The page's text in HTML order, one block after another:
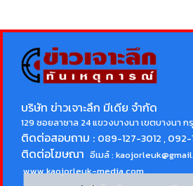
บริษัท ข่าวเจาะลึก มีเดีย จำกัด
129 ซอยลาซาล 24 แขวงบางนา เขตบางนา
ติดต่อสอบถาม : 089-127-3012 ,
ติดต่อโฆษณา อีเมล์ :
www.kaojorleuk-media.com